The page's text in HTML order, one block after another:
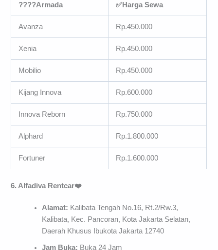
????Armada ✅Harga Sewa
Avanza Rp.450.000
Xenia Rp.450.000
Mobilio Rp.450.000
Kijang Innova Rp.600.000
Innova Reborn Rp.750.000
Alphard Rp.1.800.000
Fortuner Rp.1.600.000
6. Alfadiva Rentcar❤️
Alamat: Kalibata Tengah No.16, Rt.2/Rw.3,
Kalibata, Kec. Pancoran, Kota Jakarta Selatan,
Daerah Khusus Ibukota Jakarta 12740
Jam Buka: Buka 24 Jam